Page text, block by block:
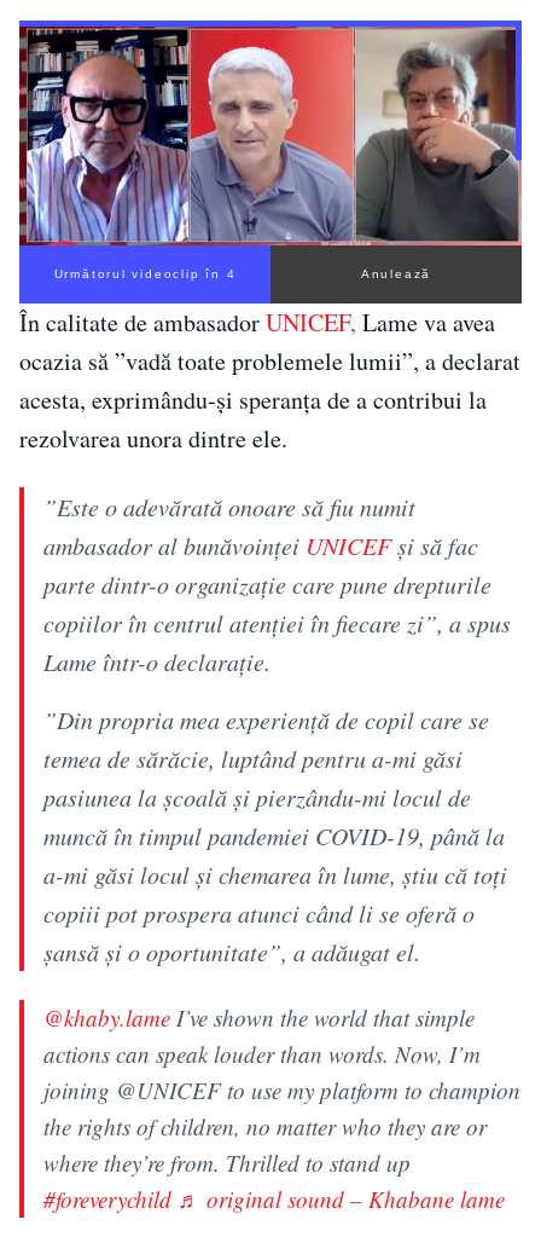
Următorul videoclip în 3 Anulează
În calitate de ambasadorUNICEF, Lame va avea
ocazia să ”vadă toate problemele lumii”, a declarat
acesta, exprimându-și speranța de a contribui la
rezolvarea unora dintre ele.
”Este o adevărată onoare să fiu numit
ambasador al bunăvoinţei UNICEFşi să fac
parte dintr-o organizaţie care pune drepturile
copiilor în centrul atenţiei în fiecare zi”, a spus
Lame într-o declaraţie.
”Din propria mea experienţă de copil care se
temea de sărăcie, luptând pentru a-mi găsi
pasiunea la şcoală şi pierzându-mi locul de
muncă în timpul pandemiei COVID-19, până la
a-mi găsi locul şi chemarea în lume, ştiu că toţi
copiii pot prospera atunci când li se oferă o
şansă şi o oportunitate”, a adăugat el.
@khaby.lame I’ve shown the world that simple
actions can speak louder than words. Now, I’m
joining @UNICEF to use my platform to champion
the rights of children, no matter who they are or
where they’re from. Thrilled to stand up
#foreverychild ♬ original sound – Khabane lame